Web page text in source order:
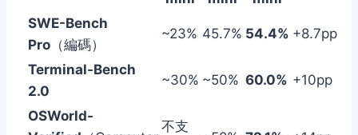
SWE-Bench
Pro （編碼）
~23% 45.7% 54.4% +8.7pp
Terminal-Bench
2.0
~30% ~50% 60.0% +10pp
OSWorld-
不支